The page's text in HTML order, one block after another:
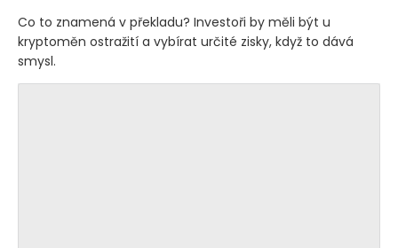
Co to znamená v překladu? Investoři by měli být u
kryptoměn ostražití a vybírat určité zisky, když to dává
smysl.